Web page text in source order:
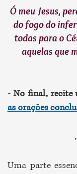
Ó meu Jesus,
do fogo do
todas para o
aquelas que
- No final, recite
as orações
Uma parte